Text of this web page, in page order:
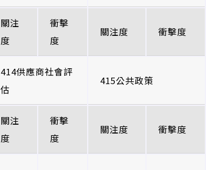
關注
度
衝擊
度
關注度 衝擊度
414供應商社會評
估
415公共政策
關注
度
衝擊
度
關注度 衝擊度